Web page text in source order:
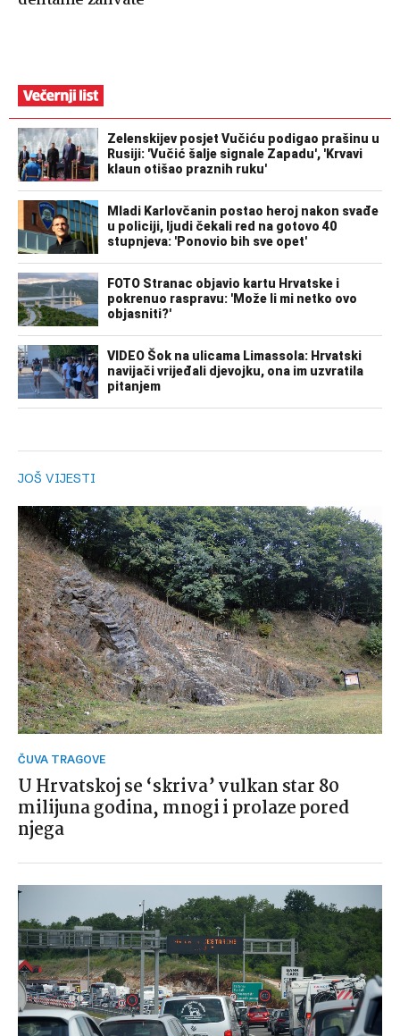
JOŠ VIJESTI
ČUVA TRAGOVE
U Hrvatskoj se ‘skriva’ vulkan star 80
milijuna godina, mnogi i prolaze pored
njega